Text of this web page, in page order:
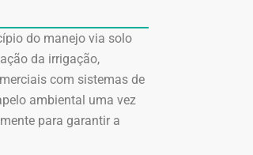
do manejo via solo
da irrigação,
com sistemas de
ambiental uma vez
para garantir a